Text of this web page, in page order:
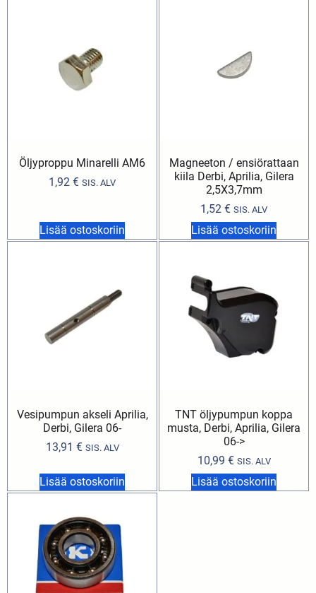
Öljyproppu Minarelli AM6
1,92 € SIS. ALV
Lisää ostoskoriin
Magneeton / ensiörattaan
kiila Derbi, Aprilia, Gilera
2,5X3,7mm
1,52 € SIS. ALV
Lisää ostoskoriin
Vesipumpun akseli Aprilia,
Derbi, Gilera 06-
13,91 € SIS. ALV
Lisää ostoskoriin
TNT öljypumpun koppa
musta, Derbi, Aprilia, Gilera
06->
10,99 € SIS. ALV
Lisää ostoskoriin